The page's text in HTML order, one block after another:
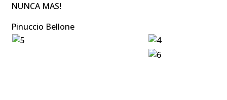
NUNCA MAS!
Pinuccio Bellone